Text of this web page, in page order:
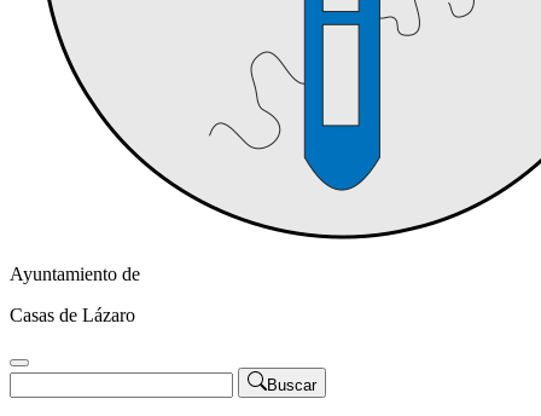
Ayuntamiento de
Casas de Lázaro
Buscar